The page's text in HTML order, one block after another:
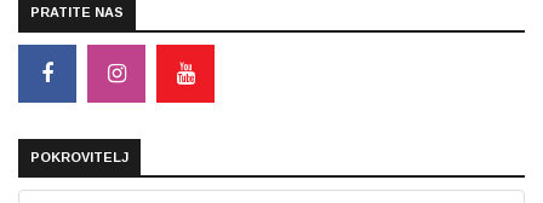
PRATITE NAS
POKROVITELJ